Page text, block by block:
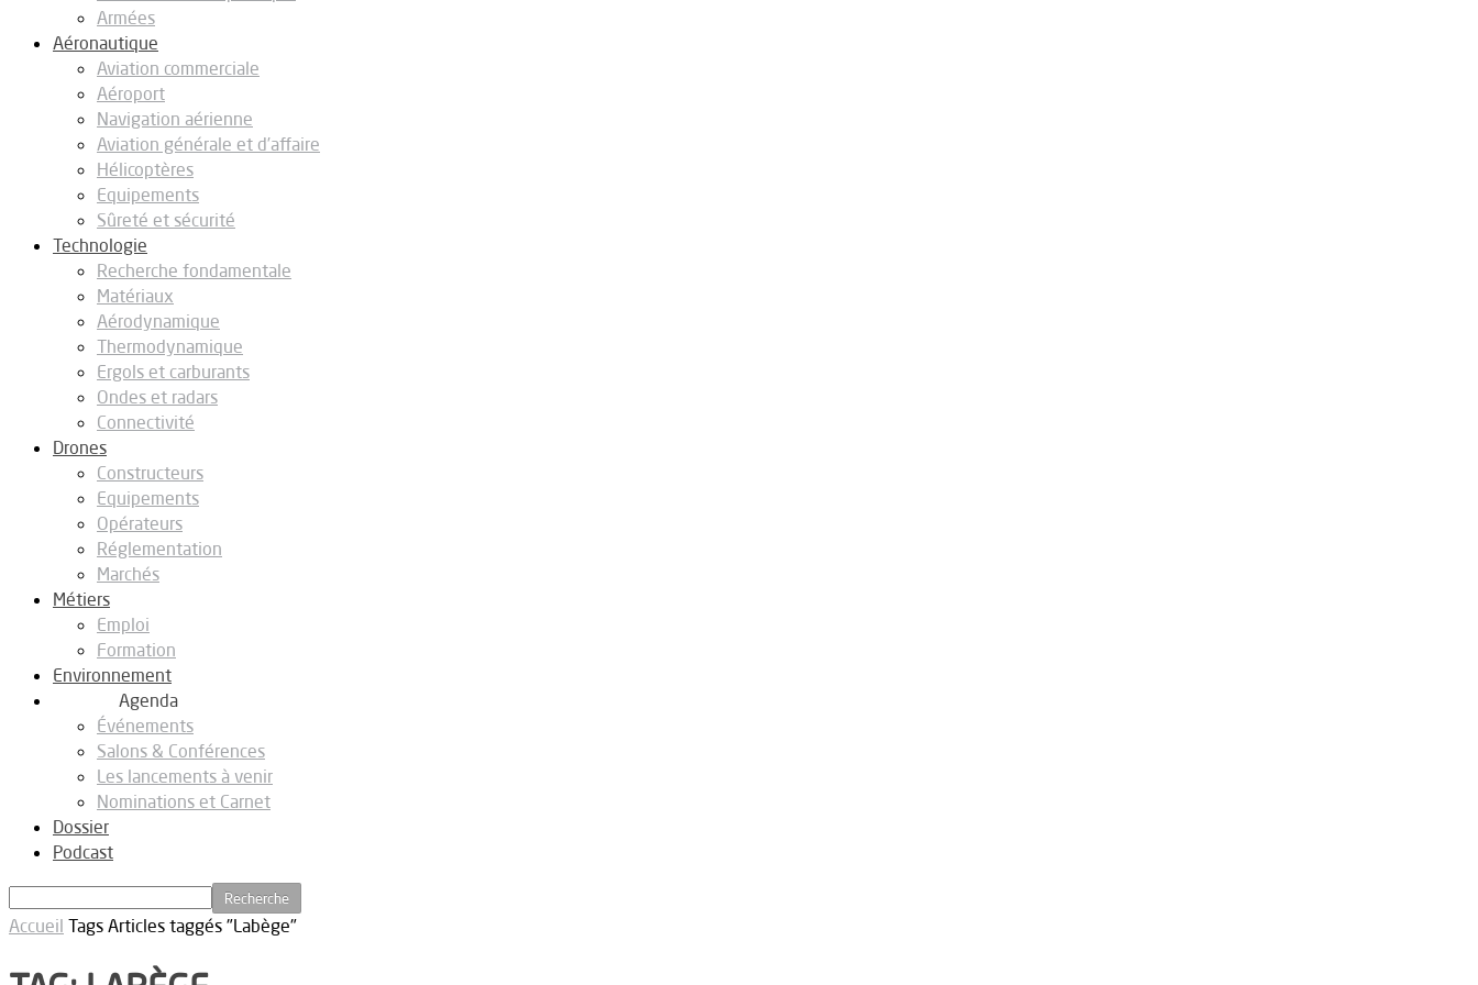
Armées
Aéronautique
Aviation commerciale
Aéroport
Navigation aérienne
Aviation générale et d’affaire
Hélicoptères
Equipements
Sûreté et sécurité
Technologie
Recherche fondamentale
Matériaux
Aérodynamique
Thermodynamique
Ergols et carburants
Ondes et radars
Connectivité
Drones
Constructeurs
Equipements
Opérateurs
Réglementation
Marchés
Métiers
Emploi
Formation
Environnement
Agenda
Événements
Salons & Conférences
Les lancements à venir
Nominations et Carnet
Dossier
Podcast
Accueil Tags Articles taggés "Labège"